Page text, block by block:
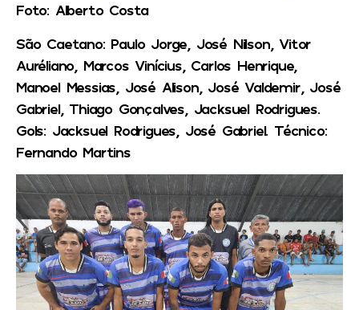
Foto: Alberto Costa
São Caetano:Paulo Jorge, José Nilson, Vitor
Auréliano, Marcos Vinícius, Carlos Henrique,
Manoel Messias, José Alison, José Valdemir, José
Gabriel, Thiago Gonçalves, Jacksuel Rodrigues.
Gols: Jacksuel Rodrigues, José Gabriel. Técnico:
Fernando Martins